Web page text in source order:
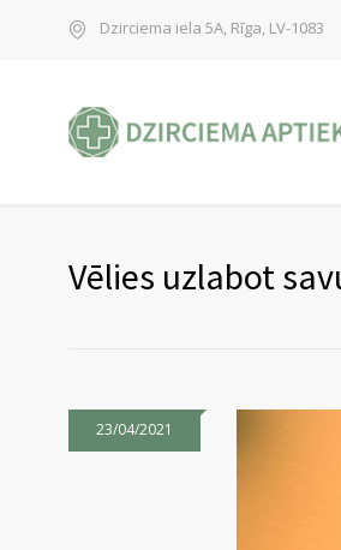
Dzirciema iela 5A, Rīga, LV-1083
Vēlies uzlabot
23/04/2021